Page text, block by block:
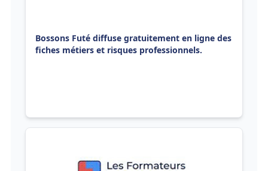
Bossons Futé diffuse gratuitement en ligne des
fiches métiers et risques professionnels.